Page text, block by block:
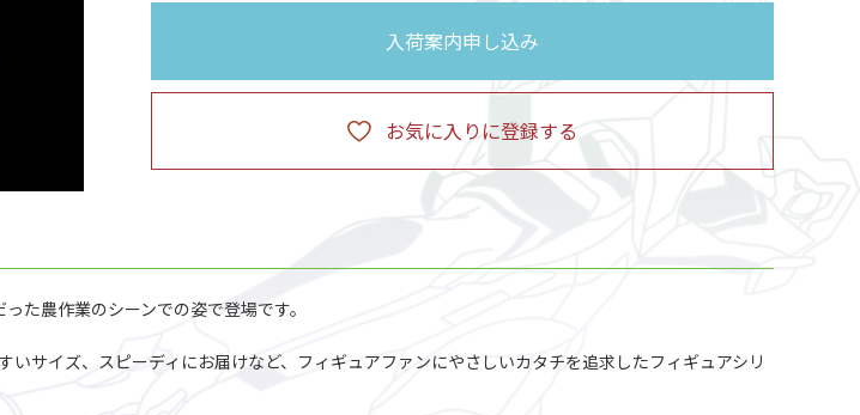
入荷案内申し込み
お気に入りに登録する
た農作業のシーンでの姿で登場です。
サイズ、スピーディにお届けなど、フィギュアファンにやさしいカタチを追求したフィギュアシリ